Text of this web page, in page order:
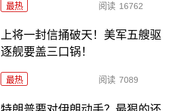
最热 阅读 16762
上将一封信捅破天！美军五艘驱
逐舰要盖三口锅！
最热 阅读 7089